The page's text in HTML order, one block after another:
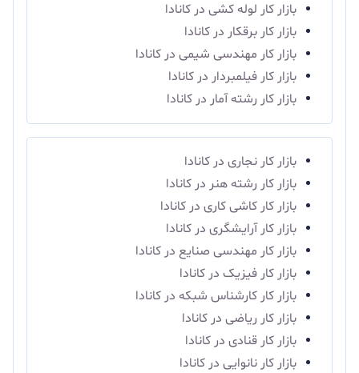
بازار کار لوله کشی در کانادا
بازار کار برقکار در کانادا
بازار کار مهندسی شیمی در کانادا
بازار کار فیلمبردار در کانادا
بازار کار رشته آمار در کانادا
بازار کار نجاری در کانادا
بازار کار رشته هنر در کانادا
بازار کار کاشی‌ کاری در کانادا
بازار کار آرایشگری در کانادا
بازار کار مهندسی صنایع در کانادا
بازار کار فیزیک در کانادا
بازار کار کارشناس شبکه در کانادا
بازار کار ریاضی در کانادا
بازار کار قنادی در کانادا
بازار کار نانوایی در کانادا